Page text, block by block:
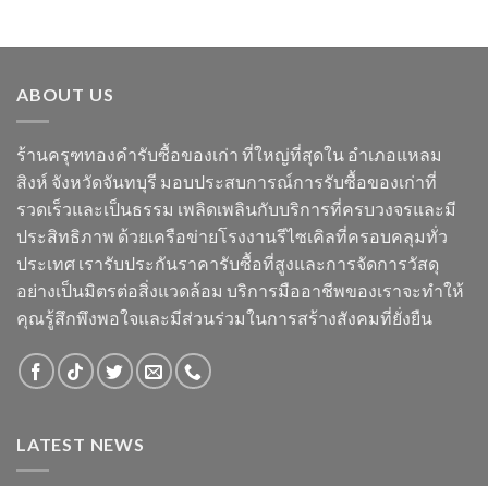
ABOUT US
ร้านครุฑทองคำรับซื้อของเก่า ที่ใหญ่ที่สุดใน อำเภอแหลม
สิงห์ จังหวัดจันทบุรี มอบประสบการณ์การรับซื้อของเก่าที่
รวดเร็วและเป็นธรรม เพลิดเพลินกับบริการที่ครบวงจรและมี
ประสิทธิภาพ ด้วยเครือข่ายโรงงานรีไซเคิลที่ครอบคลุมทั่ว
ประเทศ เรารับประกันราคารับซื้อที่สูงและการจัดการวัสดุ
อย่างเป็นมิตรต่อสิ่งแวดล้อม บริการมืออาชีพของเราจะทำให้
คุณรู้สึกพึงพอใจและมีส่วนร่วมในการสร้างสังคมที่ยั่งยืน
LATEST NEWS